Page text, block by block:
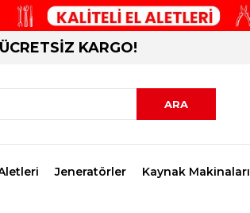
KARGO!
Jeneratörler Kaynak Makinaları